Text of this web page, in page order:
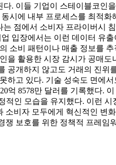
. 이들 기업이 스테이블코인
에 내부 프로세스를 최적
점에서 소비자 프라이버시
입장에서는 이런 데이터 유
소비 패턴이나 매출 정보를
활용한 시장 감시가 공매
개하지 않고도 거래의 진
고 있다. 기술 성숙도 면에
8578만 달러를 기록했다.
인 모습을 유지했다. 이런
비자 모두에게 혁신적인 변
보호를 위한 정책적 프레임